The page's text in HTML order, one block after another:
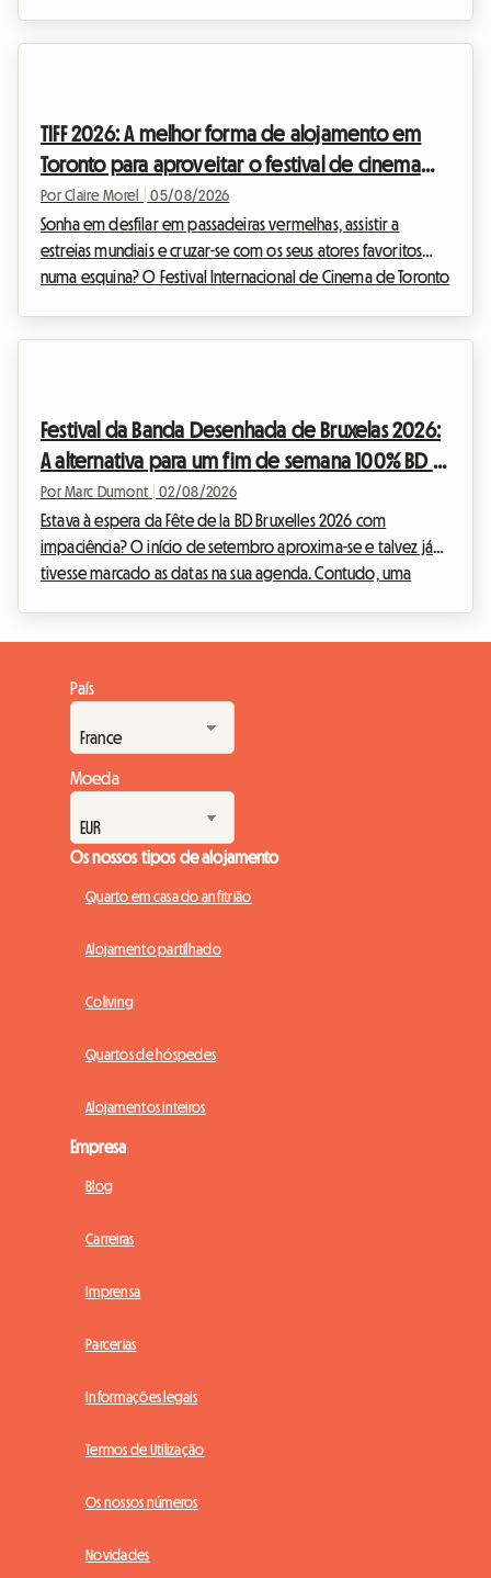
despesa mais crítica. Enquanto os hotéis da cidade são
reser...
TIFF 2026: A melhor forma de alojamento em
Toronto para aproveitar o festival de cinema
sem gastar muito
Por Claire Morel 05/08/2026
Sonha em desfilar em passadeiras vermelhas, assistir a
estreias mundiais e cruzar-se com os seus atores favoritos
numa esquina? O Festival Internacional de Cinema de Toronto
alojamento confortável sem sacrificar o or...
Festival da Banda Desenhada de Bruxelas 2026:
A alternativa para um fim de semana 100% BD e
alojamento económico
Por Marc Dumont 02/08/2026
Estava à espera da Fête de la BD Bruxelles 2026 com
impaciência? O início de setembro aproxima-se e talvez já
tivesse marcado as datas na sua agenda. Contudo, uma
está repleta de tesouros permanentes para os apaixonados
pela nona arte. Este artigo explica-lhe como transformar esta
desilusão numa oportunidade única: orga...
País
Moeda
Os nossos tipos de alojamento
Quarto em casa do anfitrião
Alojamento partilhado
Coliving
Quartos de hóspedes
Alojamentos inteiros
Empresa
Blog
Carreiras
Imprensa
Parcerias
Informações legais
Termos de Utilização
Os nossos números
Novidades